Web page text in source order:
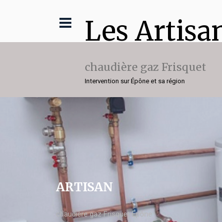
Les
chaudière gaz Frisquet
Intervention sur Épône et sa région
ARTISAN
chaudière gaz Frisquet Épône